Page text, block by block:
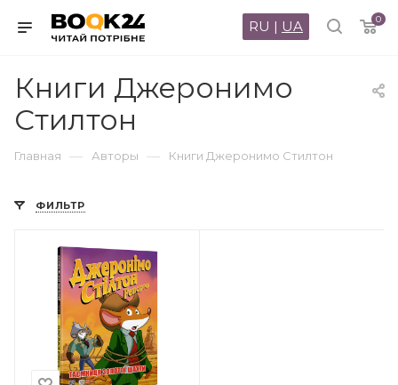
0
RU | UA
Книги Джеронимо
Стилтон
Главная — Авторы — Книги Джеронимо Стилтон
ФИЛЬТР